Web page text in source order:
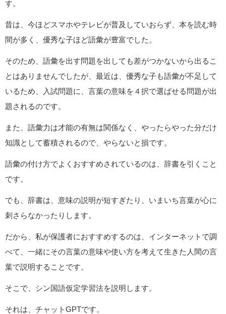
す。
昔は、今ほどスマホやテレビが普及していおらず、本を読む時
間が多く、優秀な子ほど語彙が豊富でした。
そのため、語彙を出す問題を出しても差がつかないから出るこ
とはありませんでしたが、最近は、優秀な子も語彙が不足して
いるため、入試問題に、言葉の意味を４択で選ばせる問題が出
題されるのです。
また、語彙力は才能の有無は関係なく、やったらやった分だけ
知識として蓄積されるので、やらないと損です。
語彙の付け方でよくおすすめされているのは、辞書を引くこと
です。
でも、辞書は、意味の説明が短すぎたり、いまいち言葉が心に
刺さらなかったりします。
だから、私が保護者におすすめするのは、インターネットで調
べて、一緒にその言葉の意味や使い方を考えて生きた人間の言
葉で説明することです。
そこで、シン国語仮定学習法を説明します。
それは、チャットGPTです。